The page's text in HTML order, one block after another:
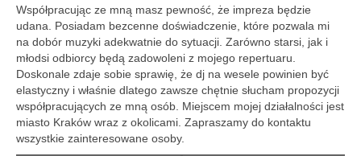
Współpracując ze mną masz pewność, że impreza będzie
udana. Posiadam bezcenne doświadczenie, które pozwala mi
na dobór muzyki adekwatnie do sytuacji. Zarówno starsi, jak i
młodsi odbiorcy będą zadowoleni z mojego repertuaru.
Doskonale zdaje sobie sprawię, że dj na wesele powinien być
elastyczny i właśnie dlatego zawsze chętnie słucham propozycji
współpracujących ze mną osób. Miejscem mojej działalności jest
miasto Kraków wraz z okolicami. Zapraszamy do kontaktu
wszystkie zainteresowane osoby.